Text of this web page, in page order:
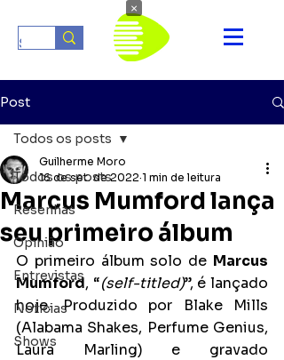
Post
Todos os posts
Resenhas
Opinião
Entrevistas
Notícias
Shows
Todos os posts
Marcus Mumford lança
seu primeiro álbum
Guilherme Moro
16 de set. de 2022 1 min de leitura
O primeiro álbum solo de Marcus
Mumford, “(self-titled)”, é lançado
hoje. Produzido por Blake Mills
(Alabama Shakes, Perfume Genius,
Laura Marling) e gravado
×